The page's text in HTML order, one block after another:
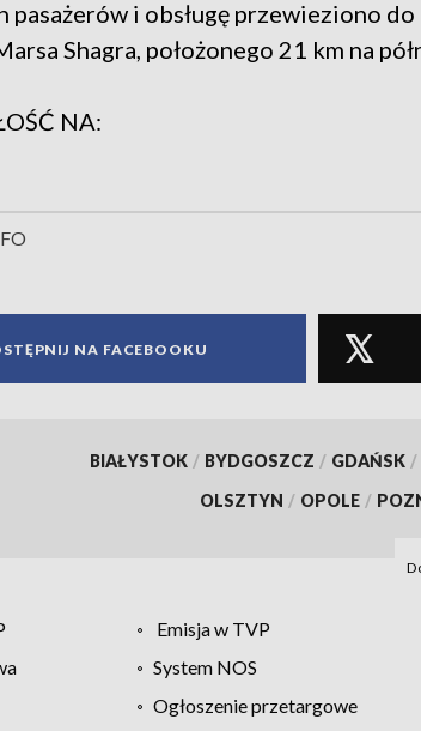
pasażerów i obsługę przewieziono
Shagra, położonego 21 km na
NA:
NA FACEBOOKU
BIAŁYSTOK / BYDGOSZCZ / GDAŃSK /
OLSZTYN / OPOLE /
Emisja w TVP
System NOS
Ogłoszenie przetargowe